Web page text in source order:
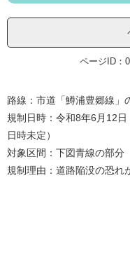
ページID：
路線：市道「鱒浦豊郷線」
規制日時：令和8年6月12
日時未定）
対象区間：下図青線の部分
規制理由：道路陥没の恐れ